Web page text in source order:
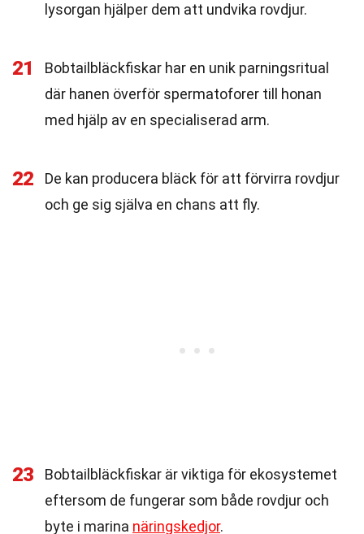
lysorgan hjälper dem att undvika rovdjur.
21
Bobtailbläckfiskar har en unik parningsritual
där hanen överför spermatoforer till honan
med hjälp av en specialiserad arm.
22
De kan producera bläck för att förvirra rovdjur
och ge sig själva en chans att fly.
23
Bobtailbläckfiskar är viktiga för ekosystemet
eftersom de fungerar som både rovdjur och
byte i marina näringskedjor.